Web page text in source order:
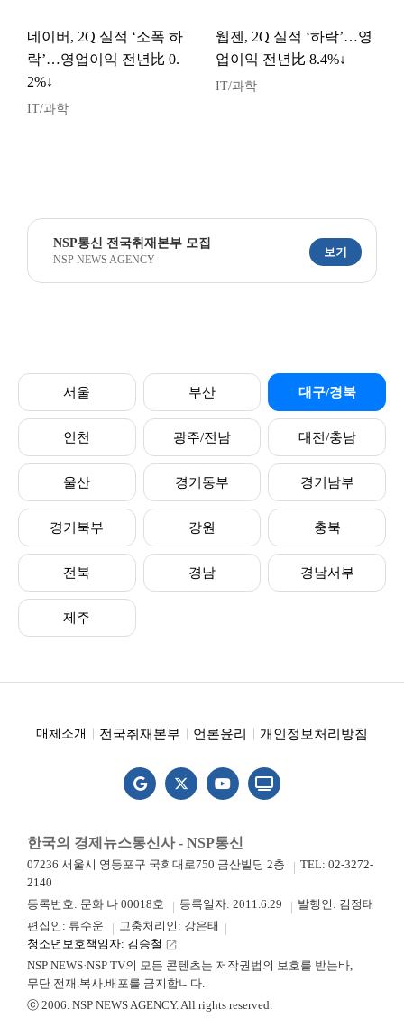
네이버, 2Q 실적 ‘소폭 하
락’…영업이익 전년比 0.
2%↓
IT/과학
웹젠, 2Q 실적 ‘하락’…영
업이익 전년比 8.4%↓
IT/과학
NSP통신 전국취재본부 모집
NSP NEWS AGENCY
보기
서울 부산 대구/경북
인천 광주/전남 대전/충남
울산 경기동부 경기남부
경기북부 강원 충북
전북 경남 경남서부
제주
매체소개 전국취재본부 언론윤리 개인정보처리방침
한국의 경제뉴스통신사 - NSP통신
07236 서울시 영등포구 국회대로750 금산빌딩 2층
TEL: 02-3272-
2140
등록번호: 문화 나 00018호
등록일자: 2011.6.29
발행인: 김정태
편집인: 류수운
고충처리인: 강은태
청소년보호책임자: 김승철 launch
NSP NEWS·NSP TV의 모든 콘텐츠는 저작권법의 보호를 받는바,
무단 전재.복사.배포를 금지합니다.
ⓒ 2006. NSP NEWS AGENCY. All rights reserved.